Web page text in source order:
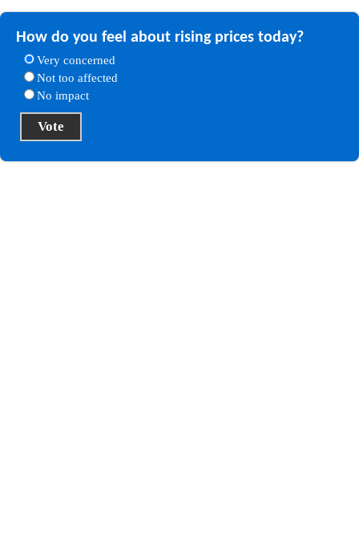
How do you feel about rising prices today?
Very concerned
Not too affected
No impact